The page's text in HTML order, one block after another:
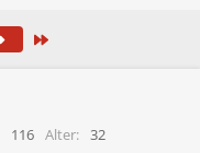
116 Alter 32